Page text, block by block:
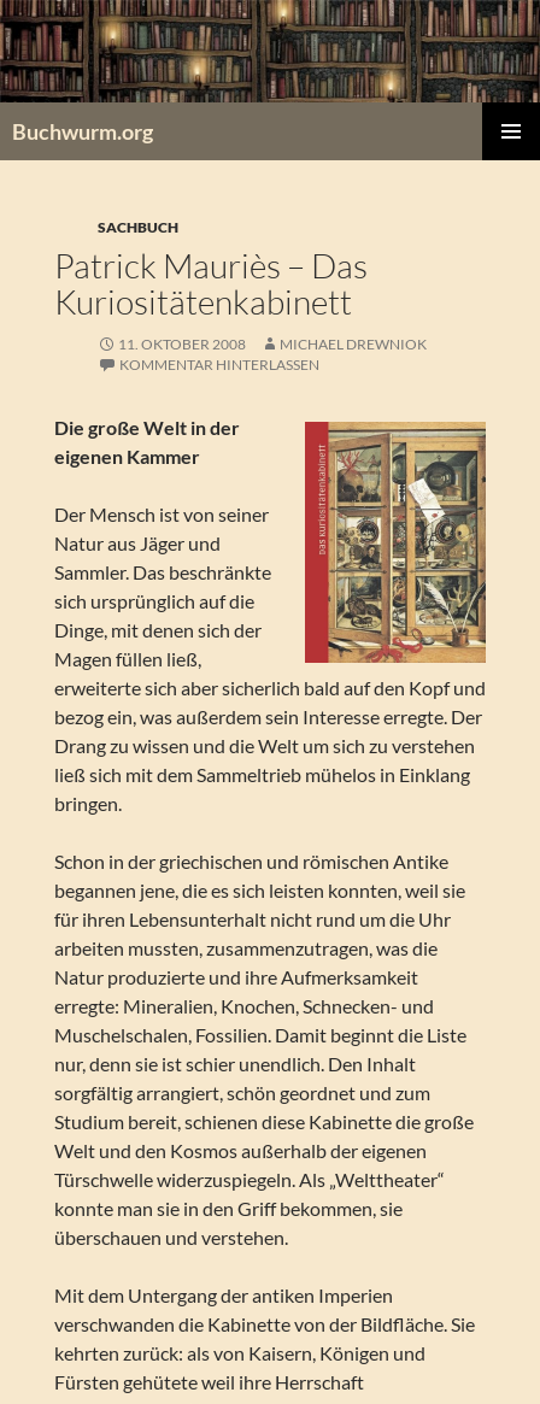
Zum
Inhalt
springen
Buchwurm.org
SACHBUCH
Patrick Mauriès – Das
Kuriositätenkabinett
11. OKTOBER 2008
MICHAEL DREWNIOK
KOMMENTAR HINTERLASSEN
Die große Welt in der
eigenen Kammer
Der Mensch ist von seiner
Natur aus Jäger und
Sammler. Das beschränkte
sich ursprünglich auf die
Dinge, mit denen sich der
Magen füllen ließ,
erweiterte sich aber sicherlich bald auf den Kopf und
bezog ein, was außerdem sein Interesse erregte. Der
Drang zu wissen und die Welt um sich zu verstehen
ließ sich mit dem Sammeltrieb mühelos in Einklang
bringen.
Schon in der griechischen und römischen Antike
begannen jene, die es sich leisten konnten, weil sie
für ihren Lebensunterhalt nicht rund um die Uhr
arbeiten mussten, zusammenzutragen, was die
Natur produzierte und ihre Aufmerksamkeit
erregte: Mineralien, Knochen, Schnecken- und
Muschelschalen, Fossilien. Damit beginnt die Liste
nur, denn sie ist schier unendlich. Den Inhalt
sorgfältig arrangiert, schön geordnet und zum
Studium bereit, schienen diese Kabinette die große
Welt und den Kosmos außerhalb der eigenen
Türschwelle widerzuspiegeln. Als „Welttheater“
konnte man sie in den Griff bekommen, sie
überschauen und verstehen.
Mit dem Untergang der antiken Imperien
verschwanden die Kabinette von der Bildfläche. Sie
kehrten zurück: als von Kaisern, Königen und
Fürsten gehütete weil ihre Herrschaft